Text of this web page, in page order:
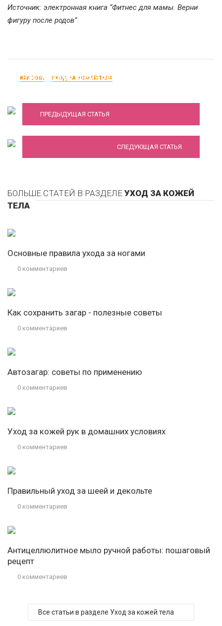
Источник: электронная книга “Фитнес для мамы. Верни
фигуру после родов“
КРАСОТА УХОД ЗА КОЖЕЙ ТЕЛА
Растяжки во время беременности.
ПРЕДЫДУЩАЯ СТАТЬЯ
Эпиляция воском: преимущества и
недостатки процедуры
СЛЕДУЮЩАЯ СТАТЬЯ
БОЛЬШЕ СТАТЕЙ В РАЗДЕЛЕ УХОД ЗА КОЖЕЙ
ТЕЛА
Основные правила ухода за ногами
0 комментариев
Как сохранить загар - полезные советы
0 комментариев
Автозагар: советы по применению
0 комментариев
Уход за кожей рук в домашних условиях
0 комментариев
Правильный уход за шеей и декольте
0 комментариев
Антицеллюлитное мыло ручной работы: пошаговый
рецепт
0 комментариев
Все статьи в разделе Уход за кожей тела